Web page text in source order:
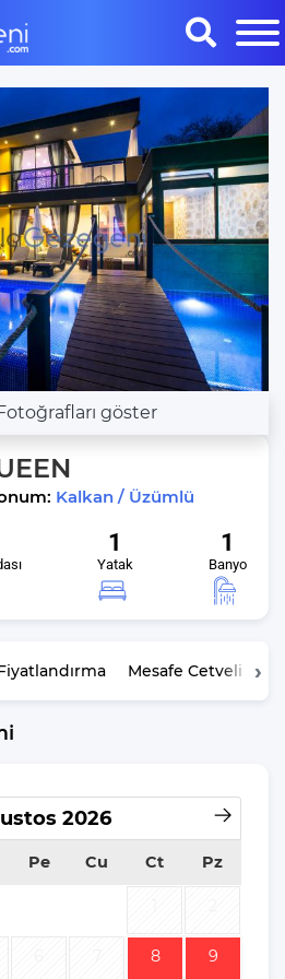
göster
Kalkan / Üzümlü
1
Yatak
1
Banyo
Mesafe Cetveli
2026
Pe Cu Ct Pz
8 9